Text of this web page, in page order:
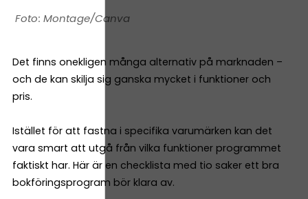
Montage/Canva
Det finns onekligen många alternativ på marknaden –
och de kan skilja sig ganska mycket i funktioner och
pris.
Istället för att fastna i specifika varumärken kan det
vara smart att utgå från vilka funktioner programmet
faktiskt har. Här är en checklista med tio saker ett bra
bokföringsprogram bör klara av.